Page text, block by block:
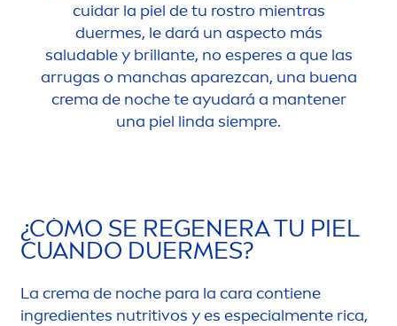
cuidar la piel de tu rostro mientras
duermes, le dará un aspecto más
saludable y brillante, no esperes a que las
arrugas o manchas aparezcan, una buena
crema de noche te ayudará a mantener
una piel linda siempre.
¿CÓMO SE REGENERA TU PIEL
CUANDO DUERMES?
La crema de noche para la cara contiene
ingredientes nutritivos y es especialmente rica,